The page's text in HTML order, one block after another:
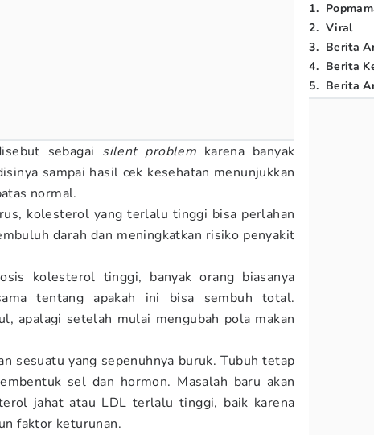
sebagai silent problem karena banyak
sampai hasil cek kesehatan menunjukkan
normal.
kolesterol yang terlalu tinggi bisa perlahan
darah dan meningkatkan risiko penyakit
kolesterol tinggi, banyak orang biasanya
tentang apakah ini bisa sembuh total.
apalagi setelah mulai mengubah pola makan
sesuatu yang sepenuhnya buruk. Tubuh tetap
sel dan hormon. Masalah baru akan
jahat atau LDL terlalu tinggi, baik karena
faktor keturunan.
1.
2. Viral
3. Berita
4. Berita
5. Berita